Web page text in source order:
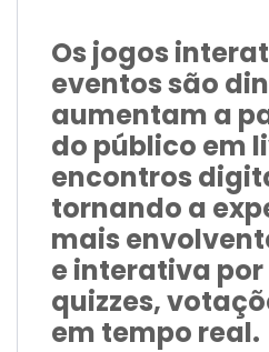
Os jogos
eventos são
aumentam a
do público em
encontros
tornando a
mais
e interativa por
quizzes,
em tempo real.